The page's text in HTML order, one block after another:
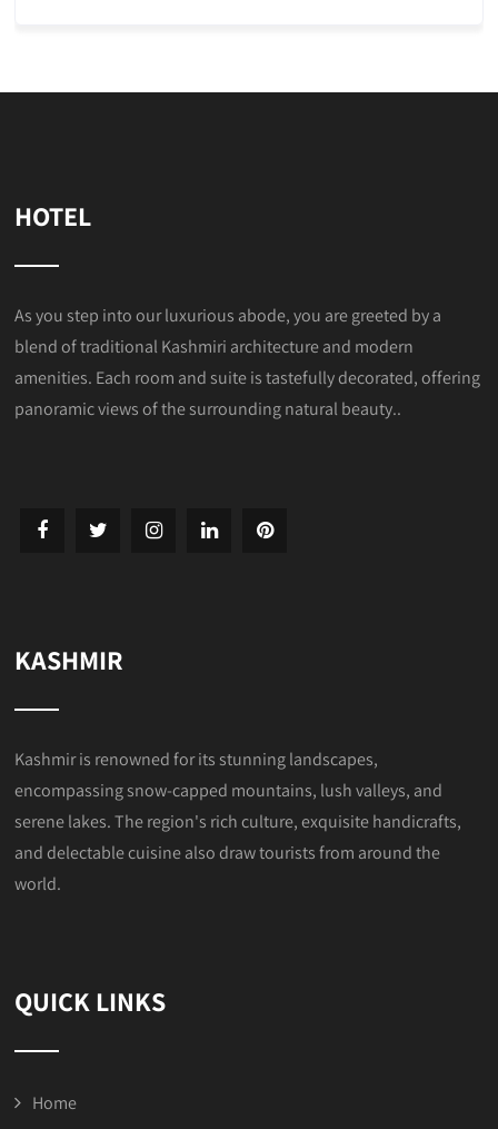
HOTEL
As you step into our luxurious abode, you are greeted by a
blend of traditional Kashmiri architecture and modern
amenities. Each room and suite is tastefully decorated, offering
panoramic views of the surrounding natural beauty..
KASHMIR
Kashmir is renowned for its stunning landscapes,
encompassing snow-capped mountains, lush valleys, and
serene lakes. The region's rich culture, exquisite handicrafts,
and delectable cuisine also draw tourists from around the
world.
QUICK LINKS
Home